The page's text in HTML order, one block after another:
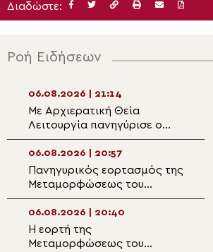
Διαδώστε:
Ροή Ειδήσεων
06.08.2026 | 21:14
Με Αρχιερατική Θεία
Λειτουργία πανηγύρισε ο
Ενοριακός Ναός
Μεταμορφώσεως του
Σωτήρος Μαλλών
Ιεράπετρας
06.08.2026 | 20:57
Πανηγυρικός εορτασμός της
Μεταμορφώσεως του
Σωτήρος στην
Αλεξανδρούπολη
06.08.2026 | 20:40
Η εορτή της
Μεταμορφώσεως του